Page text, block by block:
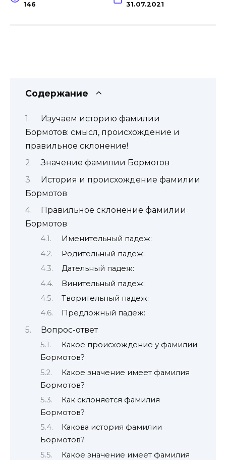
146 31.07.2021
Содержание
Изучаем историю фамилии
Бормотов: смысл, происхождение и
правильное склонение!
Значение фамилии Бормотов
История и происхождение фамилии
Бормотов
Правильное склонение фамилии
Бормотов
Именительный падеж:
Родительный падеж:
Дательный падеж:
Винительный падеж:
Творительный падеж:
Предложный падеж:
Вопрос-ответ
Какое происхождение у фамилии
Бормотов?
Какое значение имеет фамилия
Бормотов?
Как склоняется фамилия
Бормотов?
Какова история фамилии
Бормотов?
Какое значение имеет фамилия